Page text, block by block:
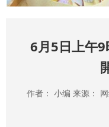
6月5日上午
作者： 小编 来源：